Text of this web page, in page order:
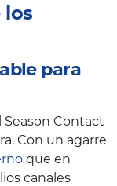
los
para
Contact
Con un agarre
que en
canales